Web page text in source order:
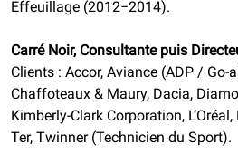
Effeuillage (2012−2014).
Carré Noir, Consultante puis
Clients : Accor, Aviance (ADP / Go-
Chaffoteaux & Maury, Dacia,
Kimberly-Clark Corporation,
Ter, Twinner (Technicien du Sport).